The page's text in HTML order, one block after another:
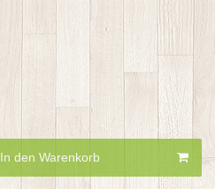
In den Warenkorb